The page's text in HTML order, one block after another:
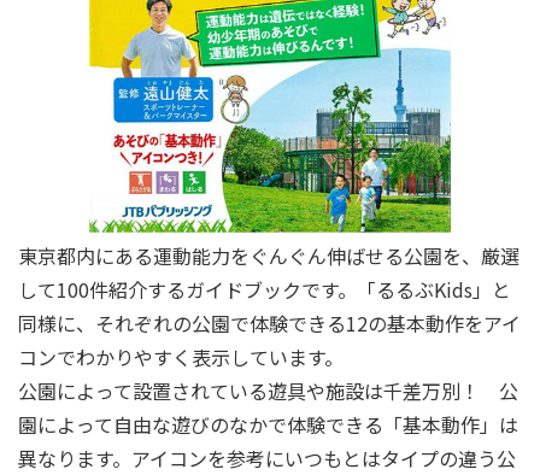
東京都内にある運動能力をぐんぐん伸ばせる公園を、厳選
して100件紹介するガイドブックです。「るるぶKids」と
同様に、それぞれの公園で体験できる12の基本動作をアイ
コンでわかりやすく表示しています。
公園によって設置されている遊具や施設は千差万別！ 公
園によって自由な遊びのなかで体験できる「基本動作」は
異なります。アイコンを参考にいつもとはタイプの違う公